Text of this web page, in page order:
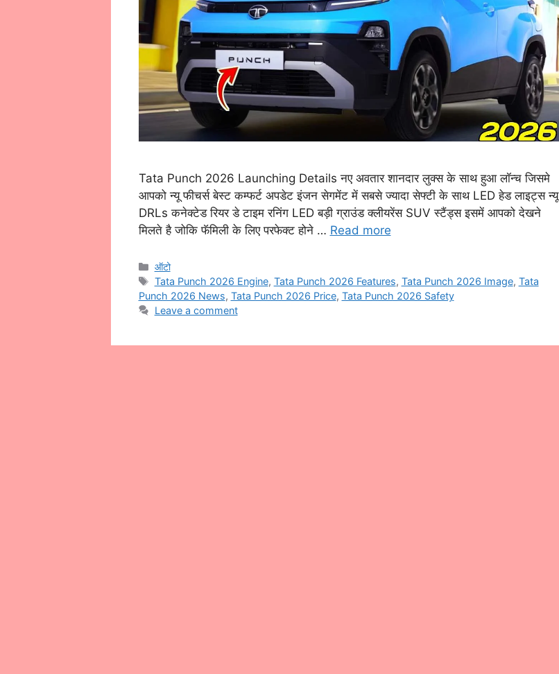
Tata Punch 2026 Launching Details नए अवतार शानदार लुक्स के साथ हुआ लॉन्च जिसमे
आपको न्यू फीचर्स बेस्ट कम्फर्ट अपडेट इंजन सेगमेंट में सबसे ज्यादा सेफ्टी के साथ LED हेड लाइट्स न्यू
DRLs कनेक्टेड रियर डे टाइम रनिंग LED बड़ी ग्राउंड क्लीयरेंस SUV स्टैंड्स इसमें आपको देखने
मिलते है जोकि फॅमिली के लिए परफेक्ट होने … Read more
Categories
ऑटो
Tags
Tata Punch 2026 Engine, Tata Punch 2026 Features, Tata Punch 2026 Image, Tata
Punch 2026 News, Tata Punch 2026 Price, Tata Punch 2026 Safety
Leave a comment